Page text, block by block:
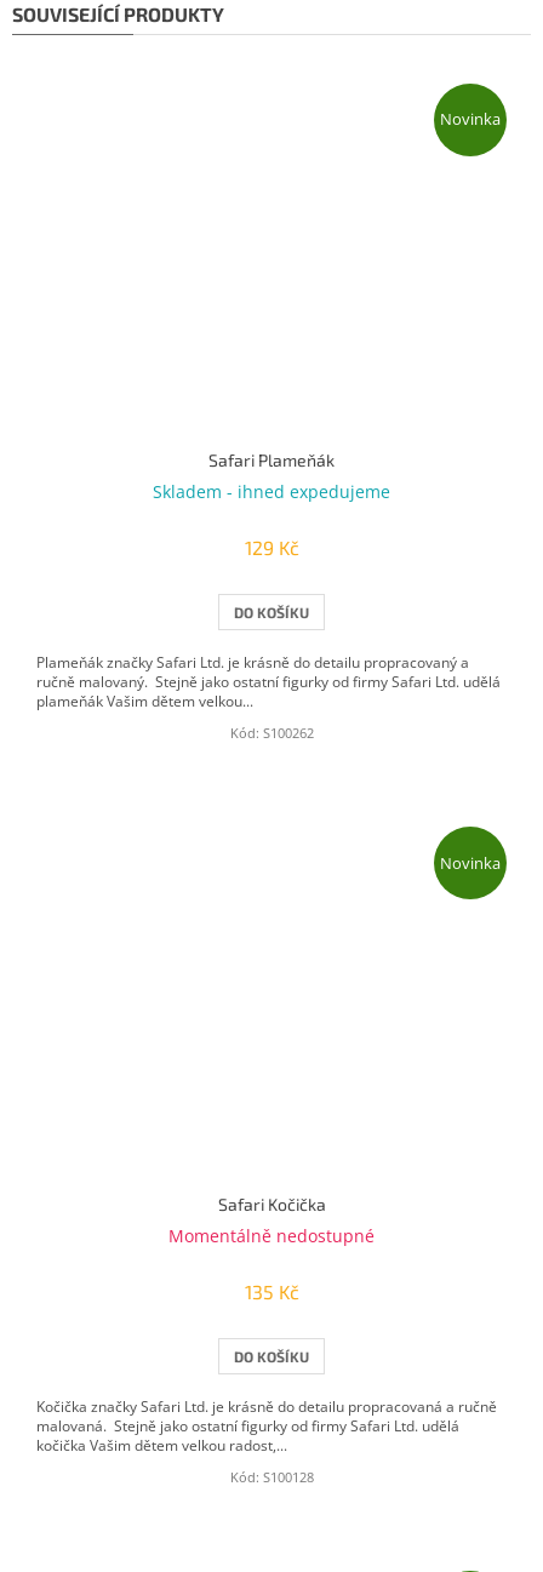
SOUVISEJÍCÍ PRODUKTY
Novinka
Safari Plameňák
Skladem - ihned expedujeme
129 Kč
DO KOŠÍKU
Plameňák značky Safari Ltd. je krásně do detailu propracovaný a
ručně malovaný. Stejně jako ostatní figurky od firmy Safari Ltd. udělá
plameňák Vašim dětem velkou...
Kód: S100262
Novinka
Safari Kočička
Momentálně nedostupné
135 Kč
DO KOŠÍKU
Kočička značky Safari Ltd. je krásně do detailu propracovaná a ručně
malovaná. Stejně jako ostatní figurky od firmy Safari Ltd. udělá
kočička Vašim dětem velkou radost,...
Kód: S100128